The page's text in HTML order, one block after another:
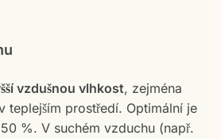
vzdušnou vlhkost, zejména
teplejším prostředí. Optimální je
%. V suchém vzduchu (např.